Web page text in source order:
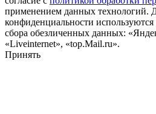
применением данных технологий.
конфиденциальности
сбора обезличенных данных:
«Liveinternet», «top.Mail.ru».
Принять